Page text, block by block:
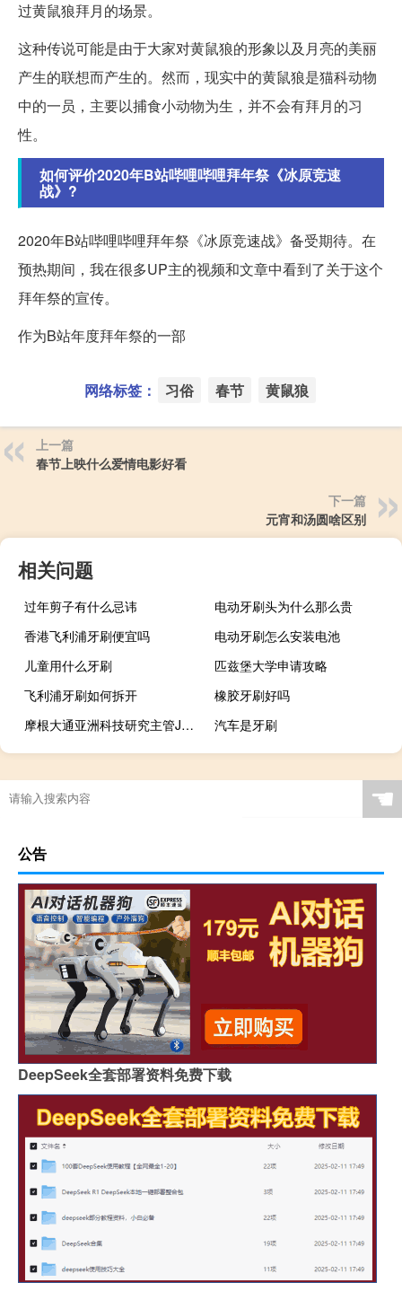
过黄鼠狼拜月的场景。
这种传说可能是由于大家对黄鼠狼的形象以及月亮的美丽
产生的联想而产生的。然而，现实中的黄鼠狼是猫科动物
中的一员，主要以捕食小动物为生，并不会有拜月的习
性。
如何评价2020年B站哔哩哔哩拜年祭《冰原竞速
战》?
2020年B站哔哩哔哩拜年祭《冰原竞速战》备受期待。在
预热期间，我在很多UP主的视频和文章中看到了关于这个
拜年祭的宣传。
作为B站年度拜年祭的一部
网络标签： 习俗 春节 黄鼠狼
上一篇
春节上映什么爱情电影好看
下一篇
元宵和汤圆啥区别
相关问题
过年剪子有什么忌讳
电动牙刷头为什么那么贵
香港飞利浦牙刷便宜吗
电动牙刷怎么安装电池
儿童用什么牙刷
匹兹堡大学申请攻略
飞利浦牙刷如何拆开
橡胶牙刷好吗
摩根大通亚洲科技研究主管JJ Park据悉离职
汽车是牙刷
☚
公告
DeepSeek全套部署资料免费下载